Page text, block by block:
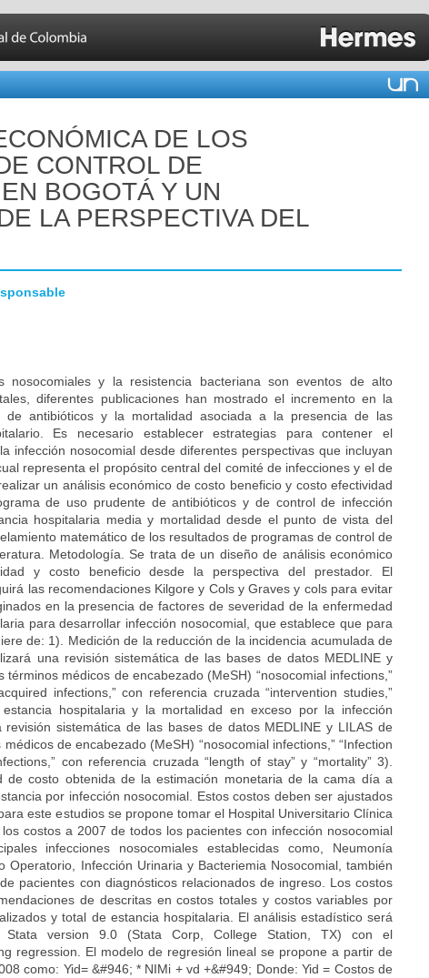
DE LOS
CONTROL DE
BOGOTÁ Y UN
LA PERSPECTIVA DEL
nosocomiales y la resistencia bacteriana son eventos de alto
diferentes publicaciones han mostrado el incremento en la
de antibióticos y la mortalidad asociada a la presencia de las
Es necesario establecer estrategias para contener el
infección nosocomial desde diferentes perspectivas que incluyan
representa el propósito central del comité de infecciones y el de
un análisis económico de costo beneficio y costo efectividad
de uso prudente de antibióticos y de control de infección
hospitalaria media y mortalidad desde el punto de vista del
matemático de los resultados de programas de control de
Metodología. Se trata de un diseño de análisis económico
y costo beneficio desde la perspectiva del prestador. El
las recomendaciones Kilgore y Cols y Graves y cols para evitar
en la presencia de factores de severidad de la enfermedad
para desarrollar infección nosocomial, que establece que para
de: 1). Medición de la reducción de la incidencia acumulada de
una revisión sistemática de las bases de datos MEDLINE y
términos médicos de encabezado (MeSH) “nosocomial infections,”
infections,” con referencia cruzada “intervention studies,”
estancia hospitalaria y la mortalidad en exceso por la infección
revisión sistemática de las bases de datos MEDLINE y LILAS de
de encabezado (MeSH) “nosocomial infections,” “Infection
con referencia cruzada “length of stay” y “mortality” 3).
de costo obtenida de la estimación monetaria de la cama día a
por infección nosocomial. Estos costos deben ser ajustados
este estudios se propone tomar el Hospital Universitario Clínica
costos a 2007 de todos los pacientes con infección nosocomial
infecciones nosocomiales establecidas como, Neumonía
Operatorio, Infección Urinaria y Bacteriemia Nosocomial, también
pacientes con diagnósticos relacionados de ingreso. Los costos
de descritas en costos totales y costos variables por
y total de estancia hospitalaria. El análisis estadístico será
Stata version 9.0 (Stata Corp, College Station, TX) con el
regression. El modelo de regresión lineal se propone a partir de
como: Yid= &#946; * NIMi + vd +&#949; Donde: Yid = Costos de